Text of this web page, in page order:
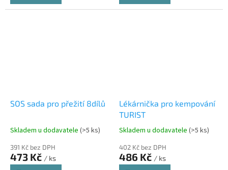
SOS sada pro přežití 8dílů
Skladem u dodavatele (>5 ks)
391 Kč bez DPH
473 Kč / ks
Lékárnička pro kempování
TURIST
Skladem u dodavatele (>5 ks)
402 Kč bez DPH
486 Kč / ks